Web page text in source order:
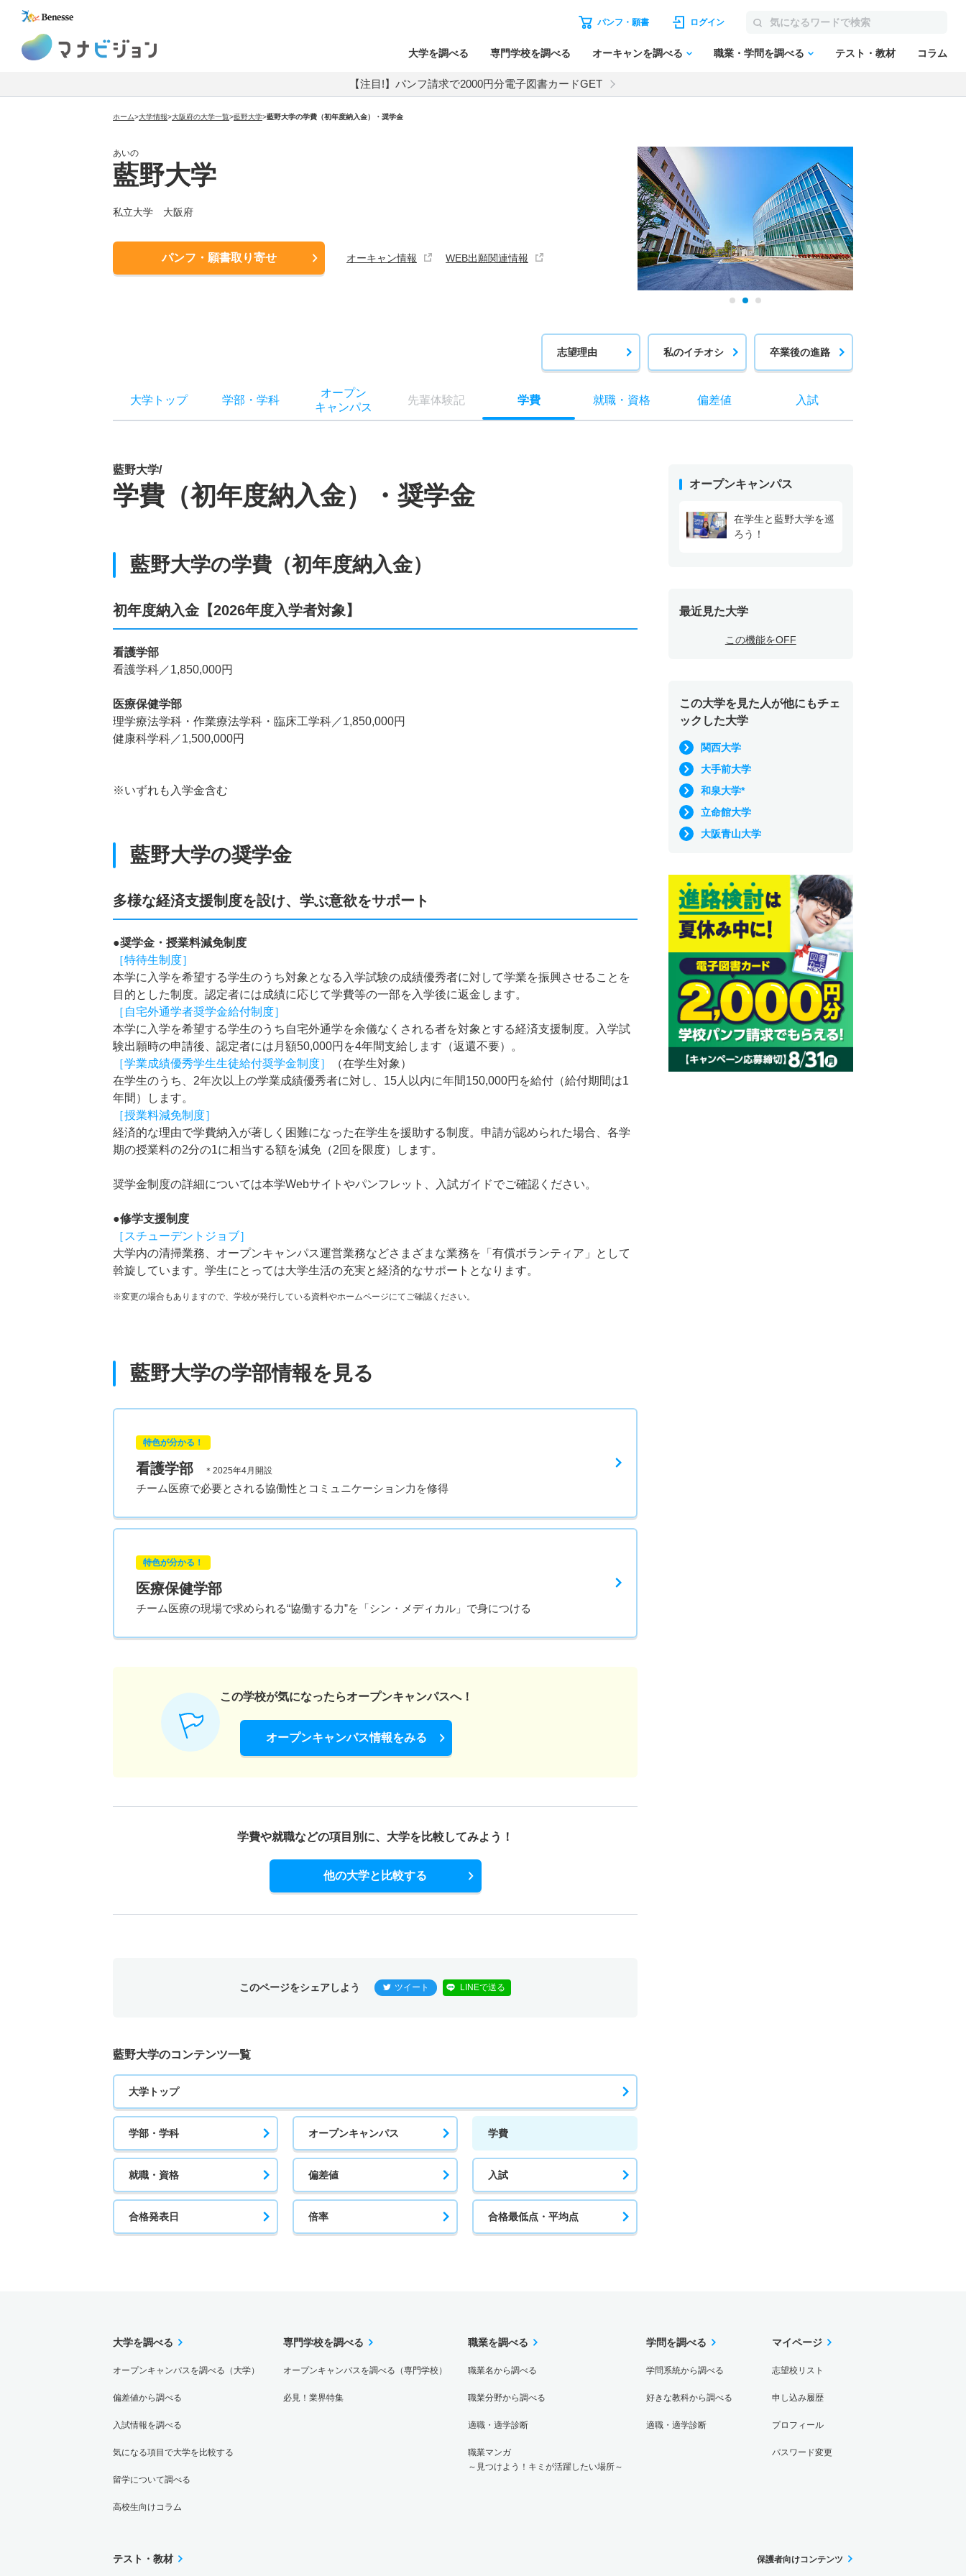
パンフ・願書 ログイン
大学を調べる 専門学校を調べる オーキャンを調べる 職業・学問を調べる テスト・教材 コラム
【注目!】パンフ請求で2000円分電子図書カードGET
ホーム>大学情報>大阪府の大学一覧>藍野大学>藍野大学の学費（初年度納入金）・奨学金
あいの
藍野大学
私立大学 大阪府
パンフ・願書取り寄せ オーキャン情報 WEB出願関連情報
志望理由 私のイチオシ 卒業後の進路
大学トップ 学部 ・ 学科
オープン
キャンパス
先輩体験記 学費 就職・ 資格 偏差値 入試
藍野大学/
学費（初年度納入金）・奨学金
藍野大学の学費（初年度納入金）
初年度納入金【2026年度入学者対象】
看護学部
看護学科／1,850,000円
医療保健学部
理学療法学科・作業療法学科・臨床工学科／1,850,000円
健康科学科／1,500,000円
※いずれも入学金含む
藍野大学の奨学金
多様な経済支援制度を設け、学ぶ意欲をサポート
●奨学金・授業料減免制度
［特待生制度］
本学に入学を希望する学生のうち対象となる入学試験の成績優秀者に対して学業を振興させることを
目的とした制度。認定者には成績に応じて学費等の一部を入学後に返金します。
［自宅外通学者奨学金給付制度］
本学に入学を希望する学生のうち自宅外通学を余儀なくされる者を対象とする経済支援制度。入学試
験出願時の申請後、認定者には月額50,000円を4年間支給します（返還不要）。
［学業成績優秀学生生徒給付奨学金制度］
（在学生対象）
在学生のうち、2年次以上の学業成績優秀者に対し、15人以内に年間150,000円を給付（給付期間は1
年間）します。
［授業料減免制度］
経済的な理由で学費納入が著しく困難になった在学生を援助する制度。申請が認められた場合、各学
期の授業料の2分の1に相当する額を減免（2回を限度）します。
奨学金制度の詳細については本学Webサイトやパンフレット、入試ガイドでご確認ください。
●修学支援制度
［スチューデントジョブ］
大学内の清掃業務、オープンキャンパス運営業務などさまざまな業務を「有償ボランティア」として
斡旋しています。学生にとっては大学生活の充実と経済的なサポートとなります。
※変更の場合もありますので、学校が発行している資料やホームページにてご確認ください。
藍野大学の学部情報を見る
特色が分かる！
看護学部 ＊2025年4月開設
チーム医療で必要とされる協働性とコミュニケーション力を修得
特色が分かる！
医療保健学部
チーム医療の現場で求められる“協働する力”を「シン・メディカル」で身につける
この学校が気になったらオープンキャンパスへ！
オープンキャンパス情報をみる
学費や就職などの項目別に、 大学を比較してみよう！
他の大学と比較する
このページをシェアしよう ツイート LINEで送る
藍野大学のコンテンツ一覧
大学トップ
学部・学科 オープンキャンパス 学費
就職・資格 偏差値 入試
合格発表日 倍率 合格最低点・平均点
オープンキャンパス
在学生と藍野大学を巡
ろう！
最近見た大学
この機能をOFF
この大学を見た人が他にもチェ
ックした大学
関西大学
大手前大学
和泉大学*
立命館大学
大阪青山大学
大学を調べる
オープンキャンパスを調べる（大学）
偏差値から調べる
入試情報を調べる
気になる項目で大学を比較する
留学について調べる
高校生向けコラム
専門学校を調べる
オープンキャンパスを調べる（専門学校）
必見！業界特集
職業を調べる
職業名から調べる
職業分野から調べる
適職・適学診断
職業マンガ
～見つけよう！キミが活躍したい場所～
学問を調べる
学問系統から調べる
好きな教科から調べる
適職・適学診断
マイページ
志望校リスト
申し込み履歴
プロフィール
パスワード変更
テスト・教材 保護者向けコンテンツ